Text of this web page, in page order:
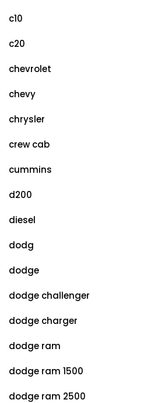
c10
c20
chevrolet
chevy
chrysler
crew cab
cummins
d200
diesel
dodg
dodge
dodge challenger
dodge charger
dodge ram
dodge ram 1500
dodge ram 2500